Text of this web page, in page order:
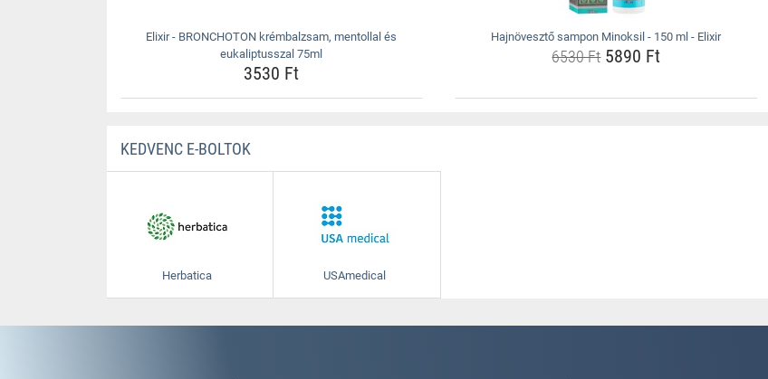
Elixir - BRONCHOTON krémbalzsam, mentollal és
eukaliptusszal 75ml
3530 Ft
Hajnövesztő sampon Minoksil - 150 ml - Elixir
6530 Ft5890 Ft
KEDVENC E-BOLTOK
Herbatica USAmedical